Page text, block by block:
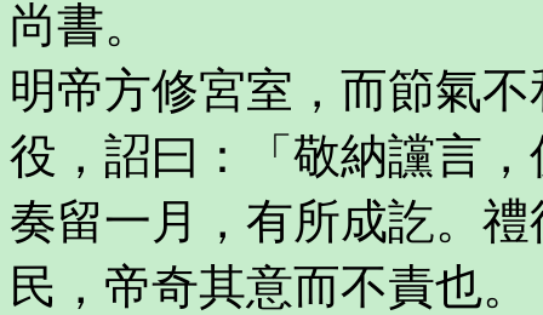
尚書。
明帝方修宮室，而節氣
役，詔曰：「敬納讜言
奏留一月，有所成訖。
民，帝奇其意而不責也。